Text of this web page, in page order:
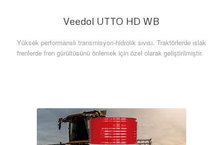
Veedol UTTO HD WB
Yüksek performanslı transmisyon-hidrolik sıvısı. Traktörlerde ıslak
frenlerde fren gürültüsünü önlemek için özel olarak geliştirilmiştir.